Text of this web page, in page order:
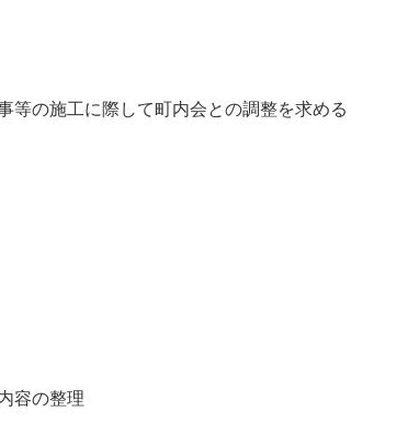
の施工に際して町内会との調整を求める
容の整理